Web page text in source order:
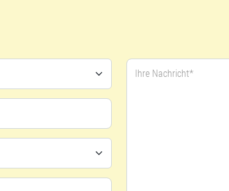
Ihre Nachricht*